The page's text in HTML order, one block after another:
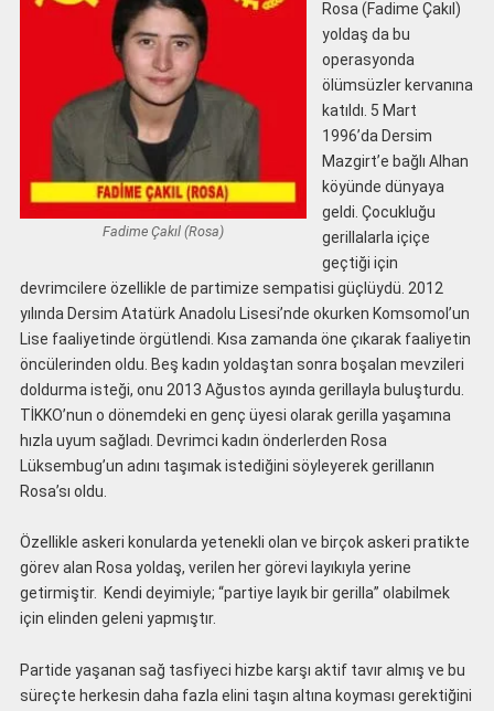
Fadime Çakıl (Rosa)
Rosa (Fadime Çakıl)
yoldaş da bu
operasyonda
ölümsüzler kervanına
katıldı. 5 Mart
1996’da Dersim
Mazgirt’e bağlı Alhan
köyünde dünyaya
geldi. Çocukluğu
gerillalarla içiçe
geçtiği için
devrimcilere özellikle de partimize sempatisi güçlüydü. 2012
yılında Dersim Atatürk Anadolu Lisesi’nde okurken Komsomol’un
Lise faaliyetinde örgütlendi. Kısa zamanda öne çıkarak faaliyetin
öncülerinden oldu. Beş kadın yoldaştan sonra boşalan mevzileri
doldurma isteği, onu 2013 Ağustos ayında gerillayla buluşturdu.
TİKKO’nun o dönemdeki en genç üyesi olarak gerilla yaşamına
hızla uyum sağladı. Devrimci kadın önderlerden Rosa
Lüksembug’un adını taşımak istediğini söyleyerek gerillanın
Rosa’sı oldu.
Özellikle askeri konularda yetenekli olan ve birçok askeri pratikte
görev alan Rosa yoldaş, verilen her görevi layıkıyla yerine
getirmiştir. Kendi deyimiyle; “partiye layık bir gerilla” olabilmek
için elinden geleni yapmıştır.
Partide yaşanan sağ tasfiyeci hizbe karşı aktif tavır almış ve bu
süreçte herkesin daha fazla elini taşın altına koyması gerektiğini